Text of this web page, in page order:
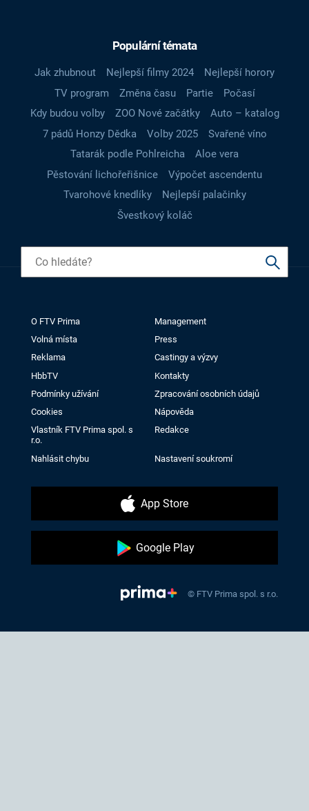
Populární témata
Jak zhubnout Nejlepší filmy 2024
Nejlepší horory
TV program
Změna času Partie
Počasí
Kdy budou volby
ZOO Nové začátky
Auto – katalog
7 pádů Honzy Dědka
Volby 2025
Svařené víno
Tatarák podle Pohlreicha
Aloe vera
Pěstování lichořeřišnice
Výpočet ascendentu
Tvarohové knedlíky
Nejlepší palačinky
Švestkový koláč
O FTV Prima
Management
Volná místa
Press
Reklama
Castingy a výzvy
HbbTV
Kontakty
Podmínky užívání
Zpracování osobních údajů
Cookies
Nápověda
Vlastník FTV Prima spol. s
r.o.
Redakce
Nahlásit chybu Nastavení soukromí
App Store
Google Play
© FTV Prima spol. s r.o.